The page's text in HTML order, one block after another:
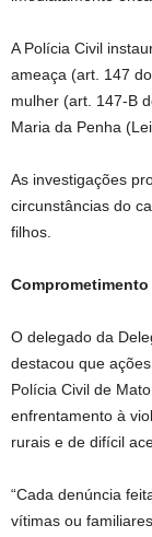
A Polícia Civil
ameaça (art. 147
mulher (art. 147-B
Maria da Penha
As investigações
circunstâncias do
filhos.
O delegado da
destacou que
Polícia Civil de
enfrentamento à
rurais e de difícil
“Cada denúncia
vítimas ou